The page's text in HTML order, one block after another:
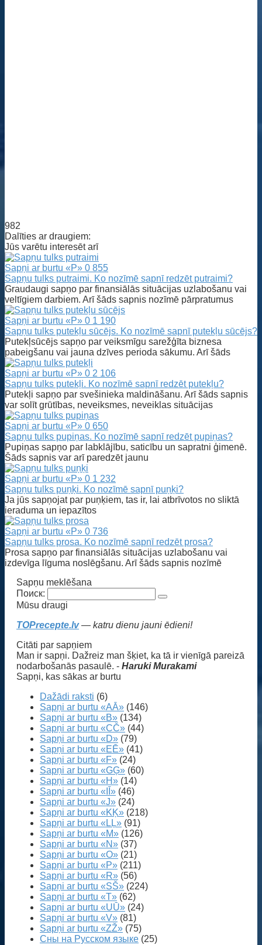
982
Dalīties ar draugiem:
Jūs varētu interesēt arī
Sapņi ar burtu «P» 0 855
Sapņu tulks putraimi. Ko nozīmē sapnī redzēt putraimi?
Graudaugi sapņo par finansiālās situācijas uzlabošanu vai
veltīgiem darbiem. Arī šāds sapnis nozīmē pārpratumus
Sapņi ar burtu «P» 0 1 190
Sapņu tulks putekļu sūcējs. Ko nozīmē sapnī putekļu sūcējs?
Putekļsūcējs sapņo par veiksmīgu sarežģīta biznesa
pabeigšanu vai jauna dzīves perioda sākumu. Arī šāds
Sapņi ar burtu «P» 0 2 106
Sapņu tulks putekļi. Ko nozīmē sapnī redzēt putekļu?
Putekļi sapņo par svešinieka maldināšanu. Arī šāds sapnis
var solīt grūtības, neveiksmes, neveiklas situācijas
Sapņi ar burtu «P» 0 650
Sapņu tulks pupiņas. Ko nozīmē sapnī redzēt pupiņas?
Pupiņas sapņo par labklājību, saticību un sapratni ģimenē.
Šāds sapnis var arī paredzēt jaunu
Sapņi ar burtu «P» 0 1 232
Sapņu tulks puņķi. Ko nozīmē sapnī puņķi?
Ja jūs sapņojat par puņķiem, tas ir, lai atbrīvotos no sliktā
ieraduma un iepazītos
Sapņi ar burtu «P» 0 736
Sapņu tulks prosa. Ko nozīmē sapnī redzēt prosa?
Prosa sapņo par finansiālās situācijas uzlabošanu vai
izdevīga līguma noslēgšanu. Arī šāds sapnis nozīmē
Sapņu meklēšana
Поиск:
Mūsu draugi
TOPrecepte.lv— katru dienu jauni ēdieni!
Citāti par sapņiem
Man ir sapņi. Dažreiz man šķiet, ka tā ir vienīgā pareizā
nodarbošanās pasaulē. - Haruki Murakami
Sapņi, kas sākas ar burtu
Dažādi raksti (6)
Sapņi ar burtu «AĀ» (146)
Sapņi ar burtu «B» (134)
Sapņi ar burtu «CČ» (44)
Sapņi ar burtu «D» (79)
Sapņi ar burtu «EĒ» (41)
Sapņi ar burtu «F» (24)
Sapņi ar burtu «GĢ» (60)
Sapņi ar burtu «H» (14)
Sapņi ar burtu «IĪ» (46)
Sapņi ar burtu «J» (24)
Sapņi ar burtu «KĶ» (218)
Sapņi ar burtu «LĻ» (91)
Sapņi ar burtu «M» (126)
Sapņi ar burtu «N» (37)
Sapņi ar burtu «O» (21)
Sapņi ar burtu «P» (211)
Sapņi ar burtu «R» (56)
Sapņi ar burtu «SŠ» (224)
Sapņi ar burtu «T» (62)
Sapņi ar burtu «UŪ» (24)
Sapņi ar burtu «V» (81)
Sapņi ar burtu «ZŽ» (75)
Сны на Русском языке (25)